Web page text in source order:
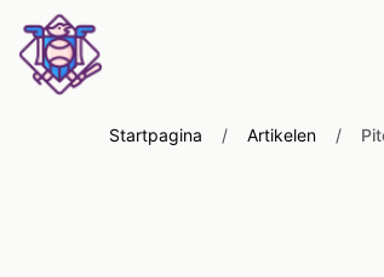
Startpagina / Artikelen /